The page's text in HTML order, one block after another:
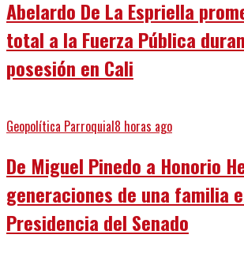
Abelardo De La Espriella
total a la Fuerza Pública
posesión en Cali
Geopolítica Parroquial8 horas ago
De Miguel Pinedo a Honorio
generaciones de una familia
Presidencia del Senado